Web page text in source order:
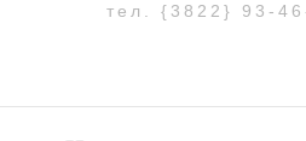
тел. {3822} 93-